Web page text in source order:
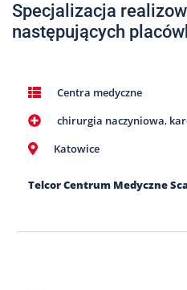
Specjalizacja
następujących
Centra medyczne
chirurgia naczyniowa,
Katowice
Telcor Centrum Medyczne